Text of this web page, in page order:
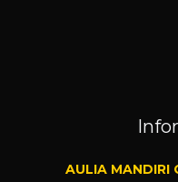
AULIA MANDIRI